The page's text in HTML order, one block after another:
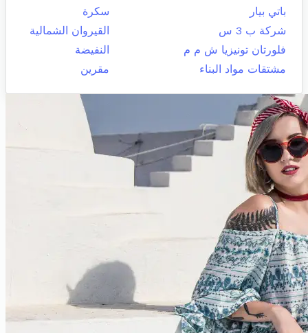
باتي بيار
سكرة
شركة ب 3 س
القيروان الشمالية
فلورتان تونيزيا ش م م
النفيضة
مشتقات مواد البناء
مقرين